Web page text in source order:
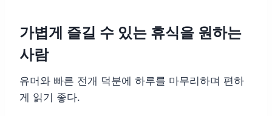
가볍게 즐길 수 있는 휴식을 원하는
사람
유머와 빠른 전개 덕분에 하루를 마무리하며 편하
게 읽기 좋다.